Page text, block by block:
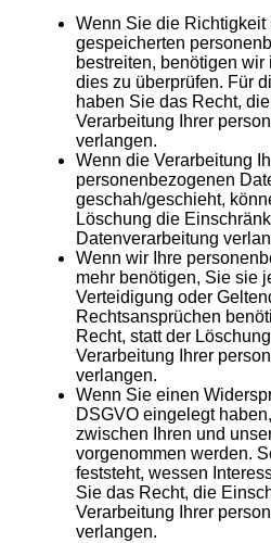
Wenn Sie die Richtigkeit
gespeicherten
bestreiten, benötigen
dies zu überprüfen. Für
haben Sie das Recht,
Verarbeitung Ihrer
verlangen.
Wenn die Verarbeitung
personenbezogenen
geschah/geschieht,
Löschung die
Datenverarbeitung
Wenn wir Ihre
mehr benötigen, Sie sie
Verteidigung oder
Rechtsansprüchen
Recht, statt der
Verarbeitung Ihrer
verlangen.
Wenn Sie einen
DSGVO eingelegt
zwischen Ihren und
vorgenommen werden.
feststeht, wessen
Sie das Recht, die
Verarbeitung Ihrer
verlangen.